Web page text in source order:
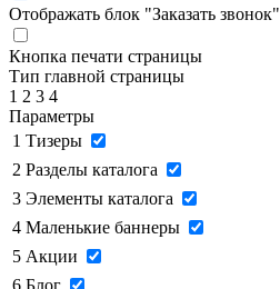
Отображать блок "Заказать звонок"
Кнопка печати страницы
Тип главной страницы
1 2 3 4
Параметры
1 Тизеры
2 Разделы каталога
3 Элементы каталога
4 Маленькие баннеры
5 Акции
6 Блог